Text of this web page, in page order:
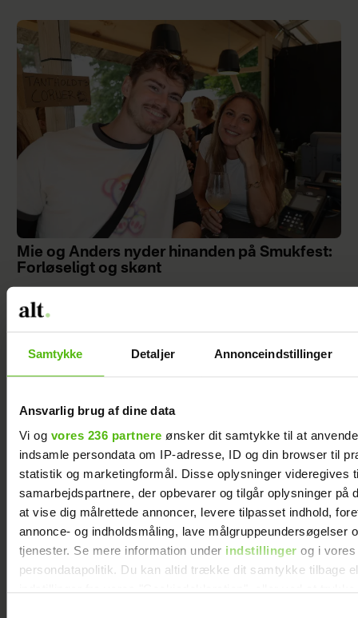
Samtykke Detaljer Annonceindstillinger
Ansvarlig brug af dine data
Vi og vores 236 partnere ønsker dit samtykke til at
indsamle persondata om IP-adresse, ID og din browser til
statistik og marketingformål. Disse oplysninger videregives
samarbejdspartnere, der opbevarer og tilgår oplysninger på
at vise dig målrettede annoncer, levere tilpasset indhold,
annonce- og indholdsmåling, lave målgruppeundersøgelser
tjenester. Se mere information under indstillinger og i vores
persondatapolitik. Du kan altid trække dit samtykke tilbage
Mie og Anders nyder hinanden på Smukfest:
Forløseligt og skønt
Romantik på Smukfest: Sådan scorede
Christel kæresten